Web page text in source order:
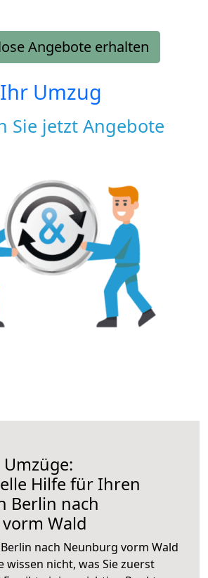
Angebote erhalten
Ihr Umzug
Sie jetzt Angebote
Hilfe für Ihren
Berlin nach
Wald
nach Neunburg vorm Wald
wissen nicht, was Sie zuerst